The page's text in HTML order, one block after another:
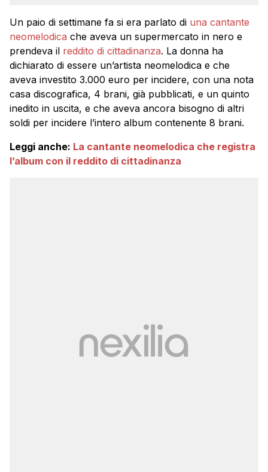
Un paio di settimane fa si era parlato di una cantante
neomelodica che aveva un supermercato in nero e
prendeva il reddito di cittadinanza. La donna ha
dichiarato di essere un’artista neomelodica e che
aveva investito 3.000 euro per incidere, con una nota
casa discografica, 4 brani, già pubblicati, e un quinto
inedito in uscita, e che aveva ancora bisogno di altri
soldi per incidere l’intero album contenente 8 brani.
Leggi anche: La cantante neomelodica che registra
l’album con il reddito di cittadinanza